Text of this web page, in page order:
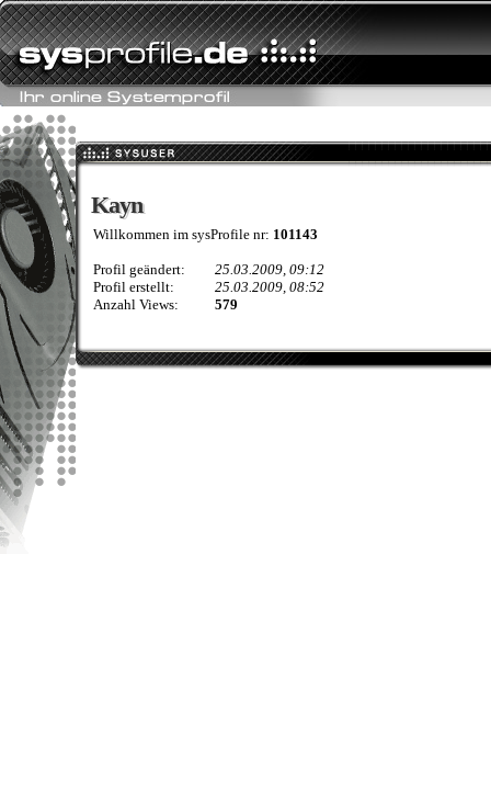
Kayn
Kayn
Willkommen im sysProfile nr: 101143
Profil geändert:
25.03.2009, 09:12
Profil erstellt:
25.03.2009, 08:52
Anzahl Views:
579